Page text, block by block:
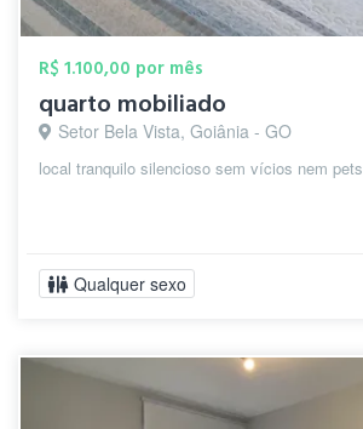
R$ 1.100,00 por mês
quarto mobiliado
Setor Bela Vista, Goiânia - GO
local tranquilo silencioso sem vícios nem pets
Qualquer sexo